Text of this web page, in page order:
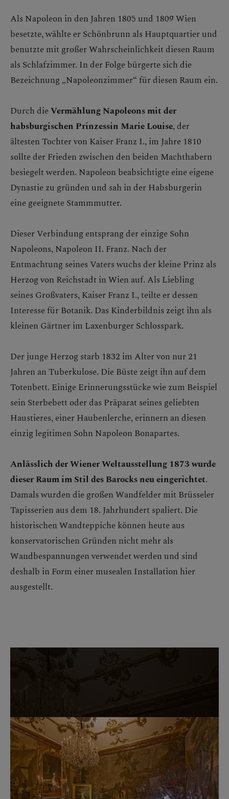
Als Napoleon in den Jahren 1805 und 1809 Wien
besetzte, wählte er Schönbrunn als Hauptquartier und
benutzte mit großer Wahrscheinlichkeit diesen Raum
als Schlafzimmer. In der Folge bürgerte sich die
Bezeichnung „Napoleonzimmer“ für diesen Raum ein.
Durch dieVermählung Napoleons mit der
habsburgischen Prinzessin Marie Louise, der
ältesten Tochter von Kaiser Franz I., im Jahre 1810
sollte der Frieden zwischen den beiden Machthabern
besiegelt werden. Napoleon beabsichtigte eine eigene
Dynastie zu gründen und sah in der Habsburgerin
eine geeignete Stammmutter.
Dieser Verbindung entsprang der einzige Sohn
Napoleons, Napoleon II. Franz. Nach der
Entmachtung seines Vaters wuchs der kleine Prinz als
Herzog von Reichstadt in Wien auf. Als Liebling
seines Großvaters, Kaiser Franz I., teilte er dessen
Interesse für Botanik. Das Kinderbildnis zeigt ihn als
kleinen Gärtner im Laxenburger Schlosspark.
Der junge Herzog starb 1832 im Alter von nur 21
Jahren an Tuberkulose. Die Büste zeigt ihn auf dem
Totenbett. Einige Erinnerungsstücke wie zum Beispiel
sein Sterbebett oder das Präparat seines geliebten
Haustieres, einer Haubenlerche, erinnern an diesen
einzig legitimen Sohn Napoleon Bonapartes.
Anlässlich der Wiener Weltausstellung 1873 wurde
dieser Raum im Stil des Barocks neu eingerichtet.
Damals wurden die großen Wandfelder mit Brüsseler
Tapisserien aus dem 18. Jahrhundert spaliert. Die
historischen Wandteppiche können heute aus
konservatorischen Gründen nicht mehr als
Wandbespannungen verwendet werden und sind
deshalb in Form einer musealen Installation hier
ausgestellt.